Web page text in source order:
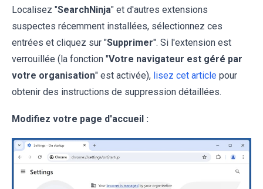
Localisez "SearchNinja" et d'autres extensions
suspectes récemment installées, sélectionnez ces
entrées et cliquez sur "Supprimer". Si l'extension est
verrouillée (la fonction "Votre navigateur est géré par
votre organisation" est activée), lisez cet article pour
obtenir des instructions de suppression détaillées.
Modifiez votre page d'accueil :